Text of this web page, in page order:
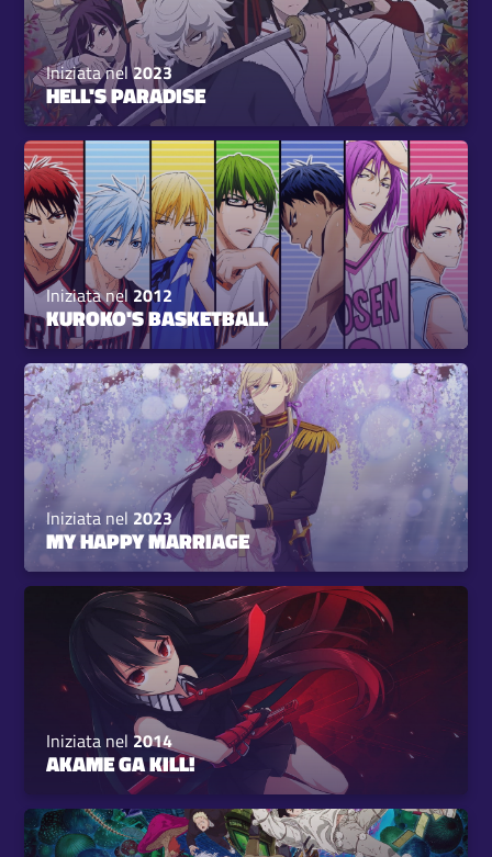
Iniziata nel2023
HELL'S PARADISE
Iniziata nel 2012
KUROKO'S BASKETBALL
Iniziata nel 2023
MY HAPPY MARRIAGE
Iniziata nel 2014
AKAME GA KILL!